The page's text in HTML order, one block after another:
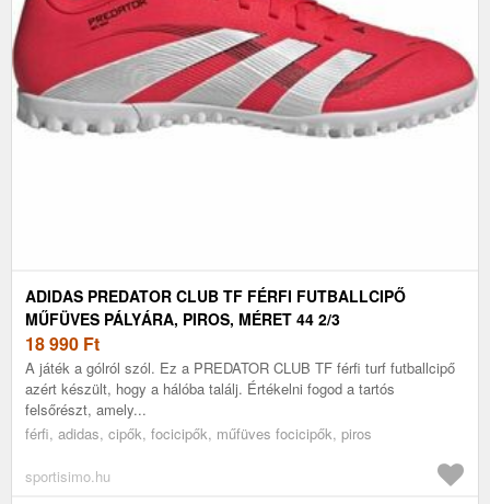
ADIDAS PREDATOR CLUB TF FÉRFI FUTBALLCIPŐ
MŰFÜVES PÁLYÁRA, PIROS, MÉRET 44 2/3
18 990 Ft
A játék a gólról szól. Ez a PREDATOR CLUB TF férfi turf futballcipő
azért készült, hogy a hálóba találj. Értékelni fogod a tartós
felsőrészt, amely...
férfi, adidas, cipők, focicipők, műfüves focicipők, piros
sportisimo.hu